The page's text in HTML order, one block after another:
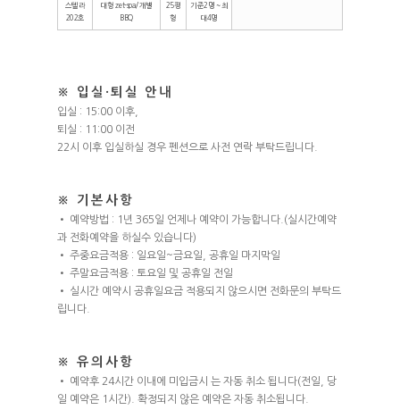
스텔라
202호
대형 zet-spa/개별
BBQ
25평
형
기준2명 ~ 최
대4명
※ 입실·퇴실 안내
입실 : 15:00 이후,
퇴실 : 11:00 이전
22시 이후 입실하실 경우 펜션으로 사전 연락 부탁드립니다.
※ 기본사항
• 예약방법 : 1년 365일 언제나 예약이 가능합니다.(실시간예약
과 전화예약을 하실수 있습니다)
• 주중요금적용 : 일요일~금요일, 공휴일 마지막일
• 주말요금적용 : 토요일 및 공휴일 전일
• 실시간 예약시 공휴일요금 적용되지 않으시면 전화문의 부탁드
립니다.
※ 유의사항
• 예약후 24시간 이내에 미입금시 는 자동 취소 됩니다(전일, 당
일 예약은 1시간). 확정되지 않은 예약은 자동 취소됩니다.
ABOUT